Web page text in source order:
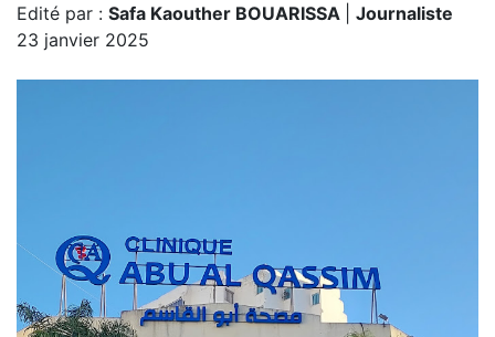
Edité par : Safa Kaouther BOUARISSA
Journaliste
23 janvier 2025